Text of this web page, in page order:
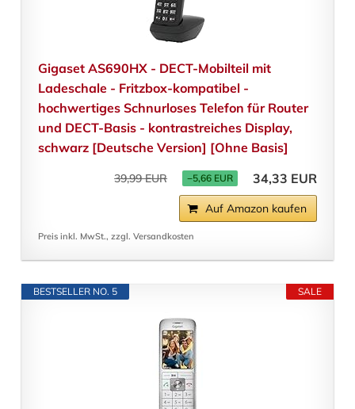
Gigaset AS690HX - DECT-Mobilteil mit
Ladeschale - Fritzbox-kompatibel -
hochwertiges Schnurloses Telefon für Router
und DECT-Basis - kontrastreiches Display,
schwarz [Deutsche Version] [Ohne Basis]
39,99 EUR −5,66 EUR 34,33 EUR
Auf Amazon kaufen
Preis inkl. MwSt., zzgl. Versandkosten
SALE
BESTSELLER NO. 5